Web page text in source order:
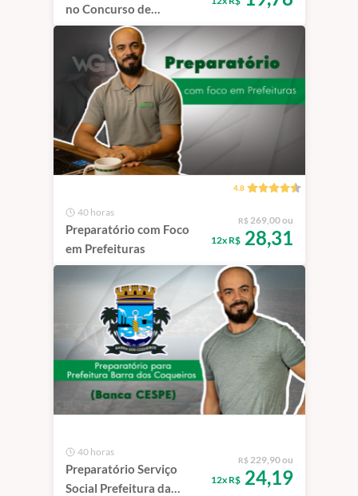
no Concurso de
Macaíba/RN Banca
Consulplan
4.8
40 horas
Preparatório com Foco
em Prefeituras
R$ 269,00 ou
12x R$28,31
40 horas
Preparatório Serviço
Social Prefeitura da
R$ 229,90 ou
12x R$24,19